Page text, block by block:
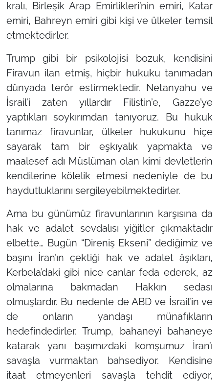
kralı, Birleşik Arap Emirlikleri’nin emiri, Katar
emiri, Bahreyn emiri gibi kişi ve ülkeler temsil
etmektedirler.
Trump gibi bir psikolojisi bozuk, kendisini
Firavun ilan etmiş, hiçbir hukuku tanımadan
dünyada terör estirmektedir. Netanyahu ve
İsrail’i zaten yıllardır Filistin’e, Gazze’ye
yaptıkları soykırımdan tanıyoruz. Bu hukuk
tanımaz firavunlar, ülkeler hukukunu hiçe
sayarak tam bir eşkıyalık yapmakta ve
maalesef adı Müslüman olan kimi devletlerin
kendilerine kölelik etmesi nedeniyle de bu
haydutluklarını sergileyebilmektedirler.
Ama bu günümüz firavunlarının karşısına da
hak ve adalet sevdalısı yiğitler çıkmaktadır
elbette… Bugün “Direniş Ekseni” dediğimiz ve
başını İran’ın çektiği hak ve adalet âşıkları,
Kerbela’daki gibi nice canlar feda ederek, az
olmalarına bakmadan Hakkın sedası
olmuşlardır. Bu nedenle de ABD ve İsrail’in ve
de onların yandaşı münafıkların
hedefindedirler. Trump, bahaneyi bahaneye
katarak yanı başımızdaki komşumuz İran’ı
savaşla vurmaktan bahsediyor. Kendisine
itaat etmeyenleri savaşla tehdit ediyor,